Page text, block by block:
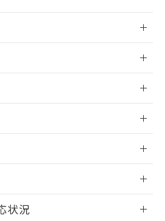
よる影響
す。
状況
必要な範囲で利用すること
同利用者とは、"個人情報
に関して"
」に記載されている法人を
10物質）の非含有証明書
日時点で非含有を証明す
遡って非含有を証明する
ん。
、対応完了までの期間は出
が混在することから備考
載しておりました。
応品への在庫切替を完了
ら、特段のことがない限
キャンセル